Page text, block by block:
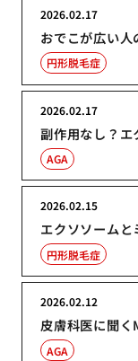
おでこが広い
2026.02.17
円形脱毛症
副作用なし？エ
2026.02.17
AGA
エクソソームと
2026.02.15
円形脱毛症
皮膚科医に聞
2026.02.12
AGA